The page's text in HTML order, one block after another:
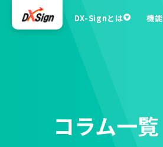
DX-Signとは 機能
コラム一覧